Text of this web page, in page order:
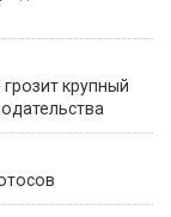
крупный